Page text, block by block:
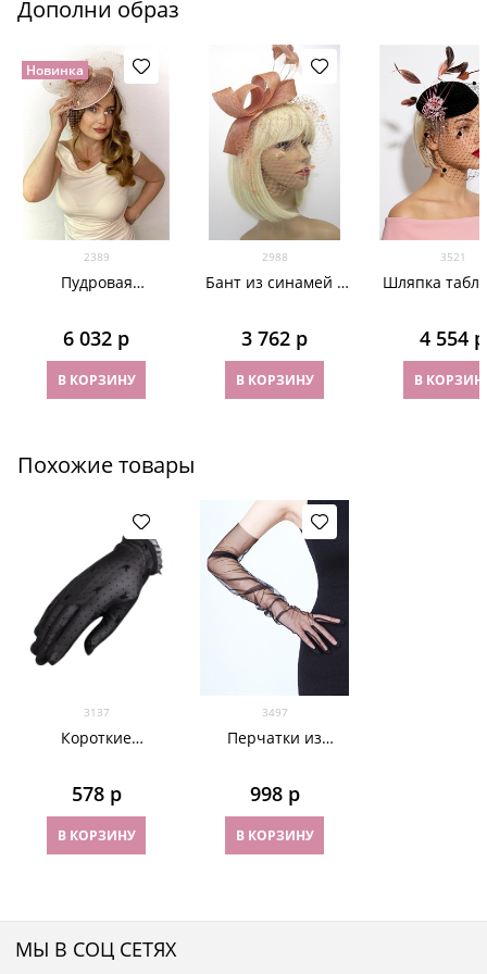
Дополни образ
Новинка
2389
Пудровая
6 032 р
В КОРЗИНУ
2988
Бант из синамей с
3 762 р
В КОРЗИНУ
3521
Шляпка
4 554 р
В
Похожие товары
3137
Короткие
плейбойчиками. 6
цветов
578 р
В КОРЗИНУ
3497
Перчатки из
998 р
В КОРЗИНУ
МЫ В СОЦ СЕТЯХ